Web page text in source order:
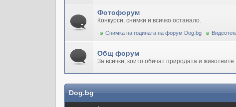
Фотофорум
Конкурси, снимки и всичко останало.
Снимка на годината на форум Dog.bg
Общ форум
За всички, които обичат природата и животните.
Dog.bg